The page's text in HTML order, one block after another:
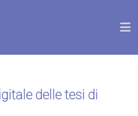
delle tesi di